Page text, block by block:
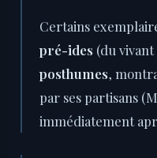
Certains
pré-ides (du
posthumes,
par ses partisans
immédiatement